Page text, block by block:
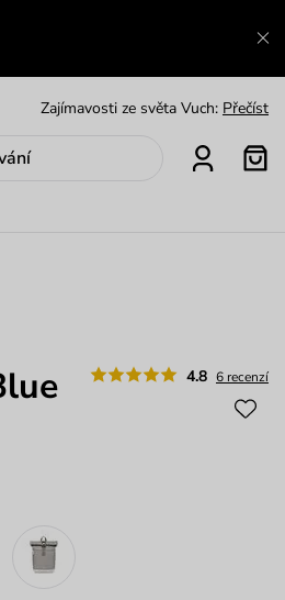
Zajímavosti ze světa Vuch: Přečíst
Výměna a vrácení zdarma Zobrazit
4.8 6 recenzí